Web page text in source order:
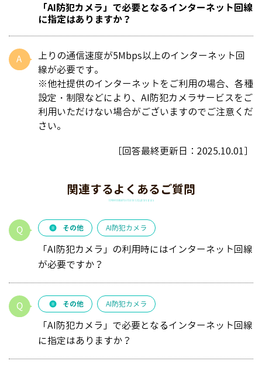
「AI防犯カメラ」で必要となるインターネット回線
に指定はありますか？
上りの通信速度が5Mbps以上のインターネット回
線が必要です。
※他社提供のインターネットをご利用の場合、各種
設定・制限などにより、AI防犯カメラサービスをご
利用いただけない場合がございますのでご注意くだ
さい。
［回答最終更新日： 2025.10.01］
関連するよくあるご質問
その他 AI防犯カメラ
「AI防犯カメラ」の利用時にはインターネット回線
が必要ですか？
その他 AI防犯カメラ
「AI防犯カメラ」で必要となるインターネット回線
に指定はありますか？